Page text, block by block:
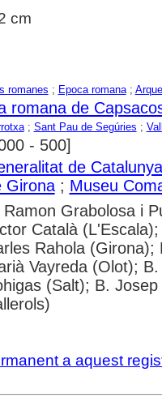
cm
romanes ; Epoca romana;
romana de
; Sant Pau de Segúries ;
- 500]
de Catalunya
Girona; Museu
Ramon Grabolosa i
Català
Rahola
Vayreda (Olot);
(Salt); B.
a aquest